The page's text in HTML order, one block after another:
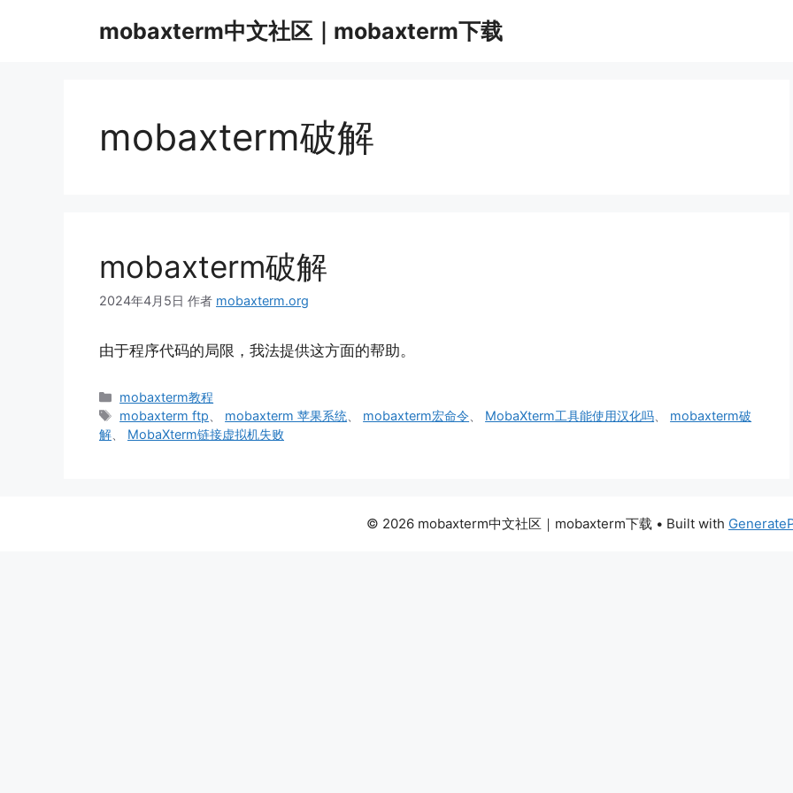
mobaxterm中文社区｜mobaxterm下载
mobaxterm破解
mobaxterm破解
2024年4月5日 作者 mobaxterm.org
由于程序代码的局限，我法提供这方面的帮助。
分
类
mobaxterm教程
标
签
mobaxterm ftp mobaxterm 苹果系统 mobaxterm宏命令 MobaXterm工具能使用汉化吗
mobaxterm破
解
MobaXterm链接虚拟机失败
© 2026 mobaxterm中文社区｜mobaxterm下载 • Built with